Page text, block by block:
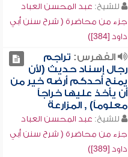
للشيخ: عبد المحسن العباد
جزء من محاضرة ( شرح سنن أبي
داود [384])
الفهرس: تراجم
رجال إسناد حديث (لأن
يمنح أحدكم أرضه خير من
أن يأخذ عليها خراجاً
معلوماً) , المزارعة
للشيخ: عبد المحسن العباد
جزء من محاضرة ( شرح سنن أبي
داود [389])